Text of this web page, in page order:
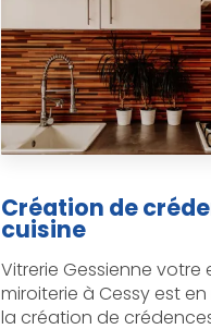
Création de
cuisine
Vitrerie Gessienne votre
miroiterie à Cessy est en
la création de